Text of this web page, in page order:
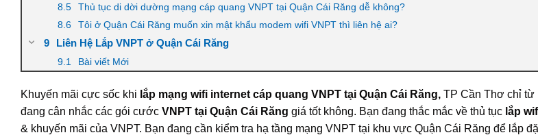
Thủ tục di dời dường mạng cáp quang VNPT tại Quận Cái Răng dễ không?
Tôi ở Quận Cái Răng muốn xin mật khẩu modem wifi VNPT thì liên hệ ai?
Liên Hệ Lắp VNPT ở Quận Cái Răng
Bài viết Mới
Khuyến mãi cực sốc khi lắp mạng wifi internet cáp quang VNPT tại Quận Cái Răng, TP Cần Thơ chỉ từ
đang cân nhắc các gói cước VNPT tại Quận Cái Răng giá tốt không. Bạn đang thắc mắc về thủ tục lắp
& khuyến mãi của VNPT. Bạn đang cần kiểm tra hạ tầng mạng VNPT tại khu vực Quận Cái Răng để lắp